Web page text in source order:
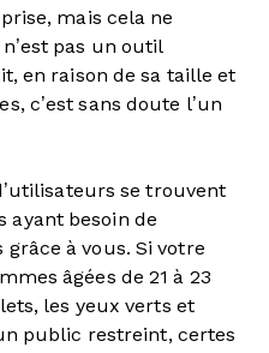
mais cela ne
pas un outil
en raison de sa taille et
c’est sans doute l’un
se trouvent
ayant besoin de
à vous. Si votre
âgées de 21 à 23
les yeux verts et
public restreint, certes